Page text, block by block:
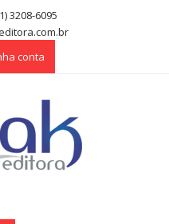
3208-6095
conta